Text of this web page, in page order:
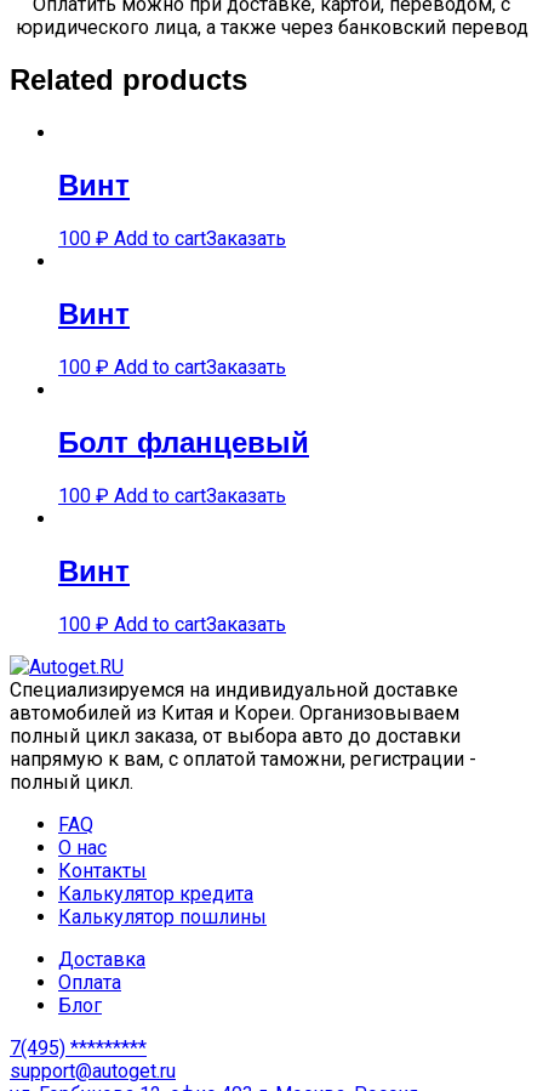
Оплатить можно при доставке, картой, переводом, с
юридического лица, а также через банковский перевод
Related products
Винт
100 ₽ Add to cartЗаказать
Винт
100 ₽ Add to cartЗаказать
Болт фланцевый
100 ₽ Add to cartЗаказать
Винт
100 ₽ Add to cartЗаказать
Специализируемся на индивидуальной доставке
автомобилей из Китая и Кореи. Организовываем
полный цикл заказа, от выбора авто до доставки
напрямую к вам, с оплатой таможни, регистрации -
полный цикл.
FAQ
О нас
Контакты
Калькулятор кредита
Калькулятор пошлины
Доставка
Оплата
Блог
7(495) *********
support@autoget.ru